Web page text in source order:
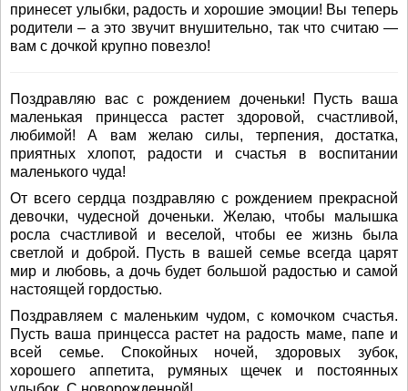
принесет улыбки, радость и хорошие эмоции! Вы теперь
родители – а это звучит внушительно, так что считаю —
вам с дочкой крупно повезло!
Поздравляю вас с рождением доченьки! Пусть ваша
маленькая принцесса растет здоровой, счастливой,
любимой! А вам желаю силы, терпения, достатка,
приятных хлопот, радости и счастья в воспитании
маленького чуда!
От всего сердца поздравляю с рождением прекрасной
девочки, чудесной доченьки. Желаю, чтобы малышка
росла счастливой и веселой, чтобы ее жизнь была
светлой и доброй. Пусть в вашей семье всегда царят
мир и любовь, а дочь будет большой радостью и самой
настоящей гордостью.
Поздравляем с маленьким чудом, с комочком счастья.
Пусть ваша принцесса растет на радость маме, папе и
всей семье. Спокойных ночей, здоровых зубок,
хорошего аппетита, румяных щечек и постоянных